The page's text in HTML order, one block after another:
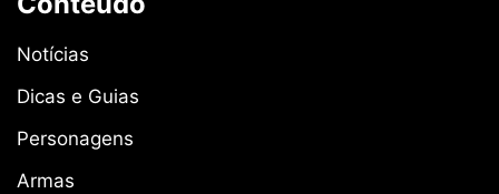
Notícias
Dicas e Guias
Personagens
Armas